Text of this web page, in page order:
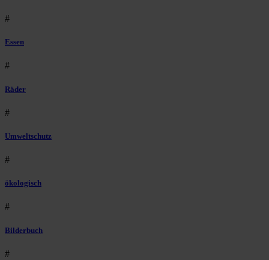
#
Essen
#
Räder
#
Umweltschutz
#
ökologisch
#
Bilderbuch
#